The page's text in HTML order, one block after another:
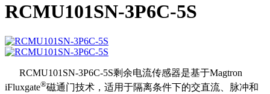
RCMU101SN-3P6C-5S
RCMU101SN-3P6C-5S剩余电流传感器是基于Magtron
iFluxgate®磁通门技术，适用于隔离条件下的交直流、脉冲和